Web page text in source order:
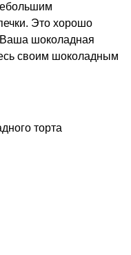
Это хорошо
шоколадная
своим шоколадным
торта